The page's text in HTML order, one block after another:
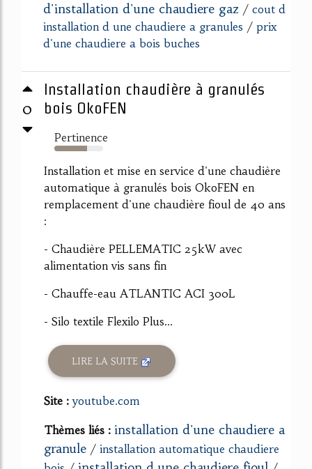
d'installation d'une chaudiere gaz / cout d
installation d une chaudiere a granules / prix
d'une chaudiere a bois buches
0
Installation chaudière à granulés
bois OkoFEN
Pertinence
67%
Installation et mise en service d'une chaudière
automatique à granulés bois OkoFEN en
remplacement d'une chaudière fioul de 40 ans
:
- Chaudière PELLEMATIC 25kW avec
alimentation vis sans fin
- Chauffe-eau ATLANTIC ACI 300L
- Silo textile Flexilo Plus...
LIRE LA SUITE
Site :youtube.com
Thèmes liés : installation d'une chaudiere a
granule / installation automatique chaudiere